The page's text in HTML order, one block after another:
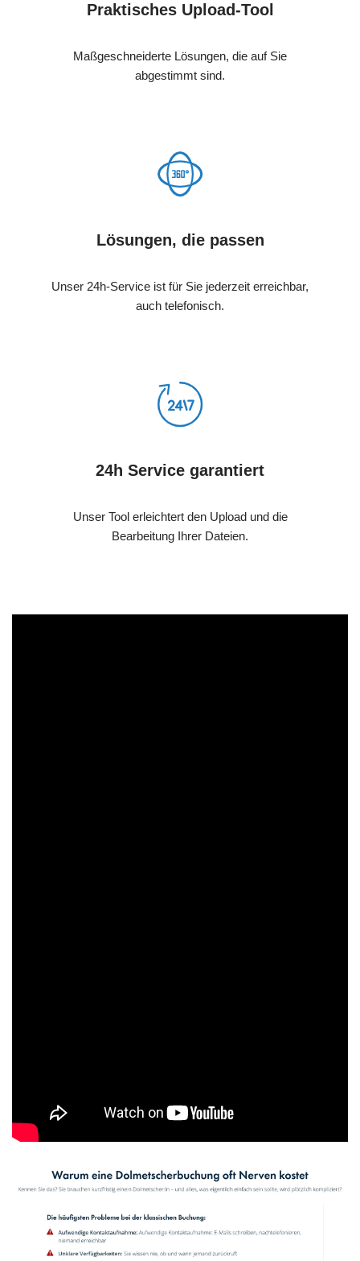
Praktisches Upload-Tool
Maßgeschneiderte Lösungen, die auf Sie
abgestimmt sind.
Lösungen, die passen
Unser 24h-Service ist für Sie jederzeit erreichbar,
auch telefonisch.
24h Service garantiert
Unser Tool erleichtert den Upload und die
Bearbeitung Ihrer Dateien.